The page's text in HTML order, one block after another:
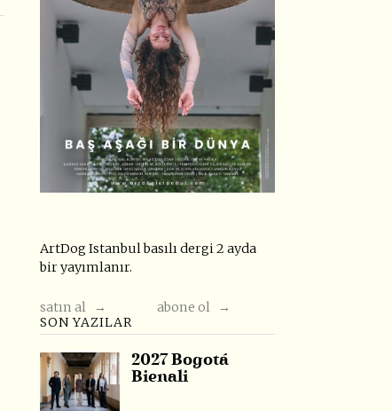
ArtDog Istanbul basılı dergi 2 ayda
bir yayımlanır.
satın al →
abone ol →
SON YAZILAR
2027 Bogotá
Bienali